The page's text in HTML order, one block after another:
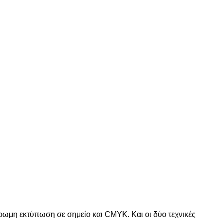
εκτύπωση σε σημείο και CMYK. Και οι δύο τεχνικές